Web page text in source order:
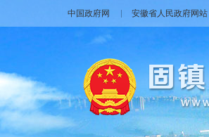
中国政府网 安徽省人民政府网站